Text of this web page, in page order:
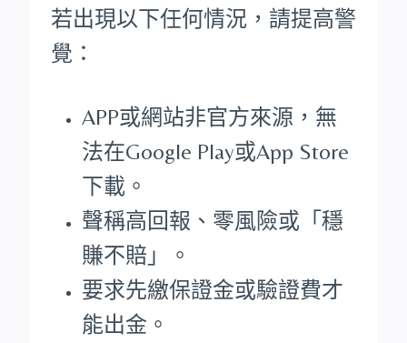
若出現以下任何情況，請提高警
覺：
APP或網站非官方來源，無
法在Google Play或App Store
下載。
聲稱高回報、零風險或「穩
賺不賠」。
要求先繳保證金或驗證費才
能出金。